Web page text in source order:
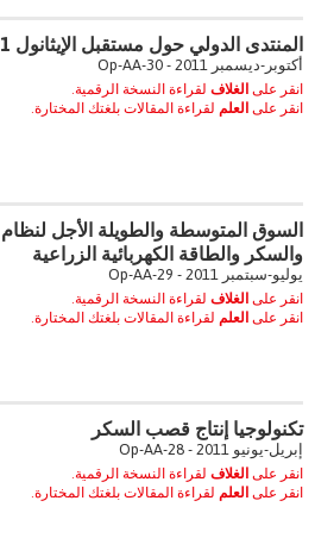
المنتدى الدولي حول مستقبل الإيثانول 2011
أكتوبر-ديسمبر 2011 - Op-AA-30
انقر على الغلاف لقراءة النسخة الرقمية.
انقر على العلم لقراءة المقالات بلغتك المختارة.
السوق المتوسطة والطويلة الأجل لنظام
والسكر والطاقة الكهربائية الزراعية
يوليو-سبتمبر 2011 - Op-AA-29
انقر على الغلاف لقراءة النسخة الرقمية.
انقر على العلم لقراءة المقالات بلغتك المختارة.
تكنولوجيا إنتاج قصب السكر
إبريل-يونيو 2011 - Op-AA-28
انقر على الغلاف لقراءة النسخة الرقمية.
انقر على العلم لقراءة المقالات بلغتك المختارة.